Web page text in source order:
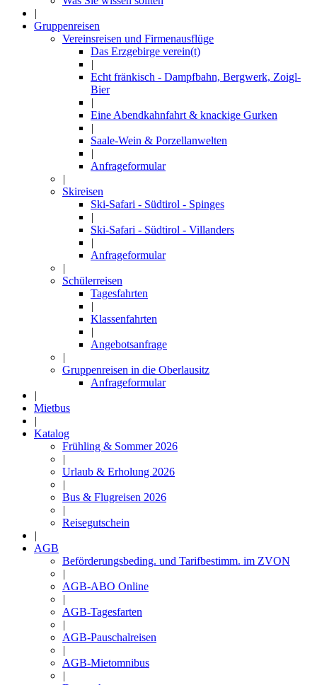
|
Gruppenreisen
Vereinsreisen und Firmenausflüge
Das Erzgebirge verein(t)
|
Echt fränkisch - Dampfbahn, Bergwerk, Zoigl-
Bier
|
Eine Abendkahnfahrt & knackige Gurken
|
Saale-Wein & Porzellanwelten
|
Anfrageformular
|
Skireisen
Ski-Safari - Südtirol - Spinges
|
Ski-Safari - Südtirol - Villanders
|
Anfrageformular
|
Schülerreisen
Tagesfahrten
|
Klassenfahrten
|
Angebotsanfrage
|
Gruppenreisen in die Oberlausitz
Anfrageformular
|
Mietbus
|
Katalog
Frühling & Sommer 2026
|
Urlaub & Erholung 2026
|
Bus & Flugreisen 2026
|
Reisegutschein
|
AGB
Beförderungsbeding. und Tarifbestimm. im ZVON
|
AGB-ABO Online
|
AGB-Tagesfarten
|
AGB-Pauschalreisen
|
AGB-Mietomnibus
|